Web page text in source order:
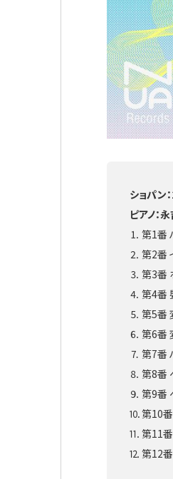
ショパン
ピアノ：
⒈ 第1番
⒉ 第2番
⒊ 第3番
⒋ 第4番
⒌ 第5番
⒍ 第6番
⒎ 第7番
⒏ 第8番
⒐ 第9番
⒑ 第10番
⒒ 第11
⒓ 第12番